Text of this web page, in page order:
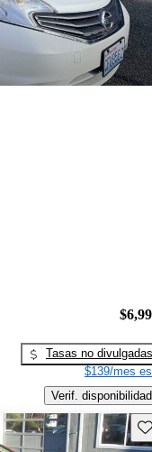
Tasas no divulgadas
$139/mes
Verif. disponibilidad